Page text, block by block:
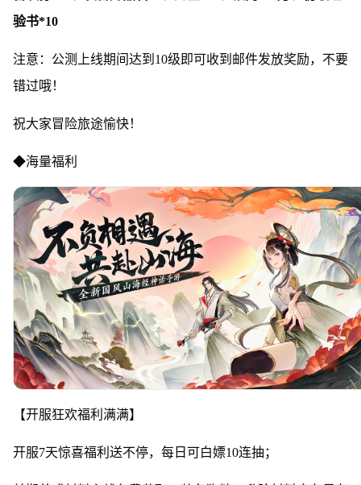
验书*10
注意：公测上线期间达到10级即可收到邮件发放奖励，不要
错过哦！
祝大家冒险旅途愉快！
◆海量福利
【开服狂欢福利满满】
开服7天惊喜福利送不停，每日可白嫖10连抽；